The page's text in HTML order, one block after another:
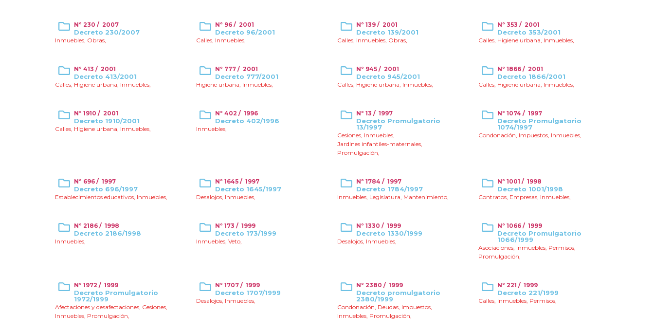
Nº 230 / 2007
Decreto 230/2007
Inmuebles, Obras,
Nº 96 / 2001
Decreto 96/2001
Calles, Inmuebles,
Nº 139 / 2001
Decreto 139/2001
Calles, Inmuebles, Obras,
Nº 353 / 2001
Decreto 353/2001
Calles, Higiene urbana, Inmuebles,
Nº 413 / 2001
Decreto 413/2001
Calles, Higiene urbana, Inmuebles,
Nº 777 / 2001
Decreto 777/2001
Higiene urbana, Inmuebles,
Nº 945 / 2001
Decreto 945/2001
Calles, Higiene urbana, Inmuebles,
Nº 1866 / 2001
Decreto 1866/2001
Calles, Higiene urbana, Inmuebles,
Nº 1910 / 2001
Decreto 1910/2001
Calles, Higiene urbana, Inmuebles,
Nº 402 / 1996
Decreto 402/1996
Inmuebles,
Nº 13 / 1997
Decreto Promulgatorio
13/1997
Cesiones, Inmuebles,
Jardines infantiles-maternales,
Promulgación,
Nº 1074 / 1997
Decreto Promulgatorio
1074/1997
Condonación, Impuestos, Inmuebles,
Nº 696 / 1997
Decreto 696/1997
Establecimientos educativos, Inmuebles,
Nº 1645 / 1997
Decreto 1645/1997
Desalojos, Inmuebles,
Nº 1784 / 1997
Decreto 1784/1997
Inmuebles, Legislatura, Mantenimiento,
Nº 1001 / 1998
Decreto 1001/1998
Contratos, Empresas, Inmuebles,
Nº 2186 / 1998
Decreto 2186/1998
Inmuebles,
Nº 173 / 1999
Decreto 173/1999
Inmuebles, Veto,
Nº 1330 / 1999
Decreto 1330/1999
Desalojos, Inmuebles,
Nº 1066 / 1999
Decreto Promulgatorio
1066/1999
Asociaciones, Inmuebles, Permisos,
Promulgación,
Nº 1972 / 1999
Decreto Promulgatorio
1972/1999
Afectaciones y desafectaciones, Cesiones,
Inmuebles, Promulgación,
Nº 1707 / 1999
Decreto 1707/1999
Desalojos, Inmuebles,
Nº 2380 / 1999
Decreto promulgatorio
2380/1999
Condonación, Deudas, Impuestos,
Inmuebles, Promulgación,
Nº 221 / 1999
Decreto 221/1999
Calles, Inmuebles, Permisos,